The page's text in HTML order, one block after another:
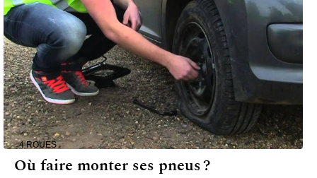
4 ROUES
Où faire monter ses pneus ?